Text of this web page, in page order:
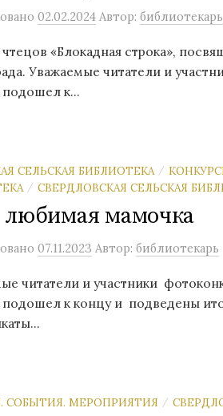
02.02.2024 Автор: библиотекарь
«Блокадная строка»,
Уважаемые читатели и
подошел к...
СЕЛЬСКАЯ БИБЛИОТЕКА /
/ СВЕРДЛОВСКАЯ СЕЛЬСКАЯ
любимая мамочка
07.11.2023 Автор: библиотекарь
читатели и участники
подошел к концу и подведены
СОБЫТИЯ. МЕРОПРИЯТИЯ /